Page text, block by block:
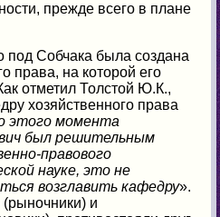
прежде всего в плане
под Собчака была создана
права, на которой его
отметил Толстой Ю.К.,
хозяйственного права
этого момента
был решительным
правового
науке, это не
возглавить кафедру».
и